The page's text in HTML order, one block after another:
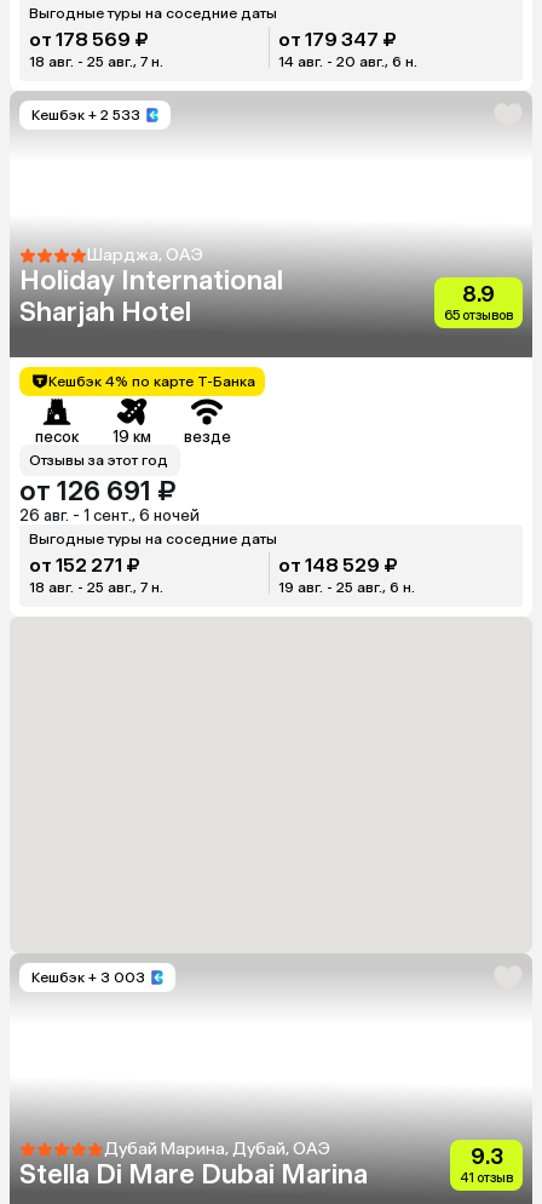
Выгодные туры на соседние даты
от 178 569 ₽
18 авг. - 25 авг., 7 н.
от 179 347 ₽
14 авг. - 20 авг., 6 н.
Кешбэк + 2 533
Шарджа, ОАЭ
Holiday International
Sharjah Hotel
8.9
65 отзывов
Кешбэк 4% по карте Т-Банка
песок 19 км везде
Отзывы за этот год
от 126 691 ₽
26 авг. - 1 сент., 6 ночей
Выгодные туры на соседние даты
от 152 271 ₽
18 авг. - 25 авг., 7 н.
от 148 529 ₽
19 авг. - 25 авг., 6 н.
Кешбэк + 3 003
Дубай Марина, Дубай, ОАЭ
Stella Di Mare Dubai Marina
9.3
41 отзыв